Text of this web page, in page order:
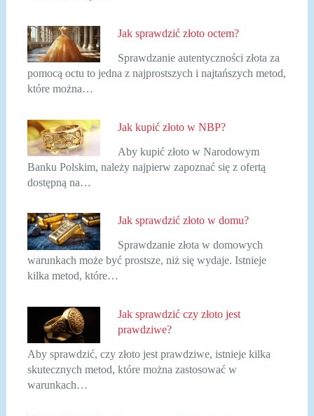
Jak sprawdzić złoto octem?
Sprawdzanie autentyczności złota za
pomocą octu to jedna z najprostszych i najtańszych metod,
które można…
Jak kupić złoto w NBP?
Aby kupić złoto w Narodowym
Banku Polskim, należy najpierw zapoznać się z ofertą
dostępną na…
Jak sprawdzić złoto w domu?
Sprawdzanie złota w domowych
warunkach może być prostsze, niż się wydaje. Istnieje
kilka metod, które…
Jak sprawdzić czy złoto jest
prawdziwe?
Aby sprawdzić, czy złoto jest prawdziwe, istnieje kilka
skutecznych metod, które można zastosować w
warunkach…